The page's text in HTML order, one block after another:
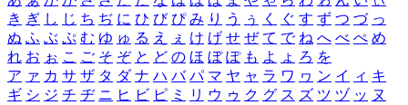
き ぎ し じ ち ぢ に ひ び ぴ み り う ぅ く ぐ す ず つ づ っ
ぬ ふ ぶ ぷ む ゆ ゅ る え ぇ け げ せ ぜ て で ね へ べ ぺ め
れ お ぉ こ ご そ ぞ と ど の ほ ぼ ぽ も よ ょ ろ を
ア ァ カ サ ザ タ ダ ナ ハ バ パ マ ヤ ャ ラ ワ ヮ ン イ ィ キ
ギ シ ジ チ ヂ ニ ヒ ビ ピ ミ リ ウ ゥ ク グ ス ズ ツ ヅ ッ ヌ